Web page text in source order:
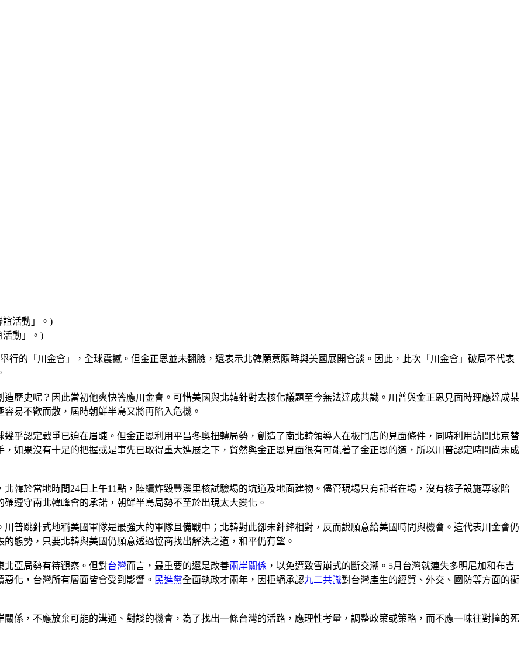
活動」。)
行的「川金會」，全球震撼。但金正恩並未翻臉，還表示北韓願意隨時與美國展開會談。因此，此次「川金會」破局不代表
歷史呢？因此當初他爽快答應川金會。可惜美國與北韓針對去核化議題至今無法達成共識。川普與金正恩見面時理應達成某
易不歡而散，屆時朝鮮半島又將再陷入危機。
乎認定戰爭已迫在眉睫。但金正恩利用平昌冬奧扭轉局勢，創造了南北韓領導人在板門店的見面條件，同時利用訪問北京替
如果沒有十足的把握或是事先已取得重大進展之下，貿然與金正恩見面很有可能著了金正恩的道，所以川普認定時間尚未成
韓於當地時間24日上午11點，陸續炸毀豐溪里核試驗場的坑道及地面建物。儘管現場只有記者在場，沒有核子設施專家陪
遵守南北韓峰會的承諾，朝鮮半島局勢不至於出現太大變化。
普跳針式地稱美國軍隊是最強大的軍隊且備戰中；北韓對此卻未針鋒相對，反而說願意給美國時間與機會。這代表川金會仍
態勢，只要北韓與美國仍願意透過協商找出解決之道，和平仍有望。
北亞局勢有待觀察。但對台灣而言，最重要的還是改善兩岸關係 ，以免遭致雪崩式的斷交潮。5月台灣就連失多明尼加和布吉
惡化，台灣所有層面皆會受到影響。 民進黨全面執政才兩年，因拒絕承認九二共識對台灣產生的經貿、外交、國防等方面的衝
係，不應放棄可能的溝通、對談的機會，為了找出一條台灣的活路，應理性考量，調整政策或策略，而不應一味往對撞的死